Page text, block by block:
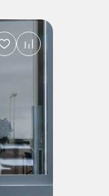
Добавить
в